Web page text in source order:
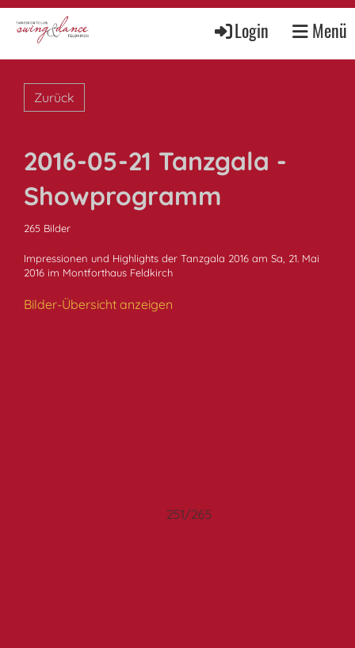
Login Menü
Zurück
2016-05-21 Tanzgala -
Showprogramm
265 Bilder
Impressionen und Highlights der Tanzgala 2016 am Sa, 21. Mai
2016 im Montforthaus Feldkirch
Bilder-Übersicht anzeigen
251/265